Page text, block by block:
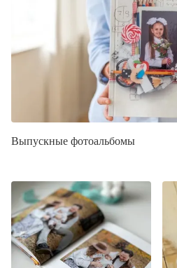
Выпускные фотоальбомы